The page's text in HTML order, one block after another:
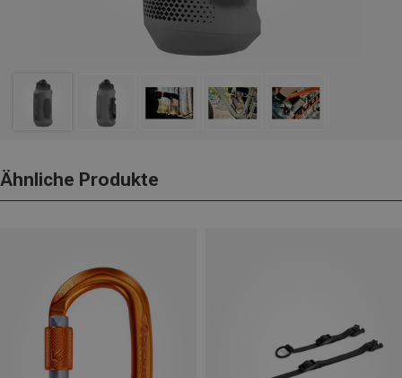
Ähnliche Produkte